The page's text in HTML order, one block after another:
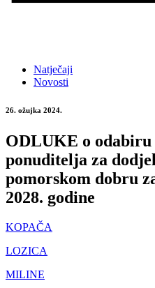
Natječaji
Novosti
26. ožujka 2024.
ODLUKE o
ponuditelja za
pomorskom dobru
2028. godine
KOPAČA
LOZICA
MILINE